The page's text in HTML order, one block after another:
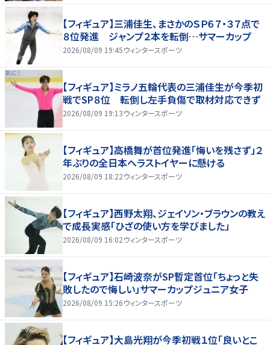
【フィギュア】三浦佳生、まさかのＳＰ６７・３７点で
８位発進 ジャンプ２本を転倒…サマーカップ
2026/08/09 19:45ウィンタースポーツ
【フィギュア】ミラノ五輪代表の三浦佳生が今季初
戦でSP８位 転倒し左手負傷で取材対応できず
2026/08/09 19:13ウィンタースポーツ
【フィギュア】高橋舞が首位発進「悔いを残さず」２
年ぶりの全日本へラストイヤーに懸ける
2026/08/09 18:22ウィンタースポーツ
【フィギュア】西野太翔、ジェイソン・ブラウンの教え
で成長実感「ひざの使い方を学びました」
2026/08/09 16:02ウィンタースポーツ
【フィギュア】石崎波奈がSP暫定首位「ちょっと失
敗したので悔しい」サマーカップジュニア女子
2026/08/09 15:26ウィンタースポーツ
【フィギュア】大島光翔が今季初戦１位「良いとこ